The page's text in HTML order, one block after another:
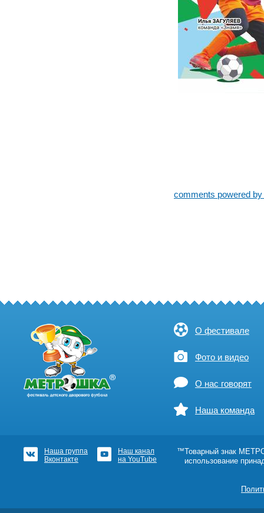
comments powered
О фестивале
Фото и видео
О нас говорят
Наша команда
Наша группа
Вконтакте
Наш канал
на YouTube
™Товарный знак
использование